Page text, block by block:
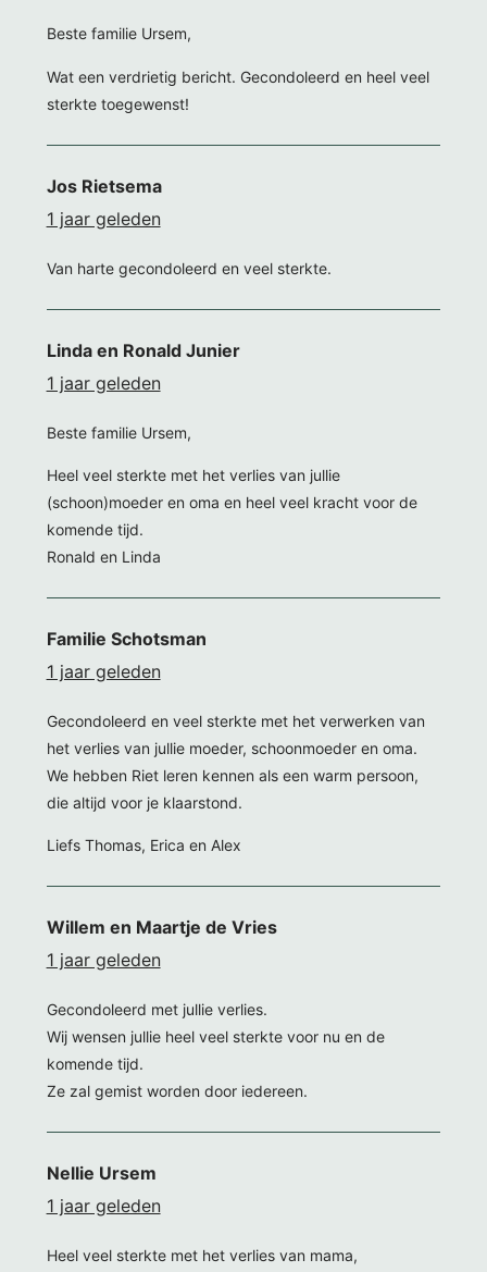
Beste familie Ursem,
Wat een verdrietig bericht. Gecondoleerd en heel veel
sterkte toegewenst!
Jos Rietsema
1 jaar geleden
Van harte gecondoleerd en veel sterkte.
Linda en Ronald Junier
1 jaar geleden
Beste familie Ursem,
Heel veel sterkte met het verlies van jullie
(schoon)moeder en oma en heel veel kracht voor de
komende tijd.
Ronald en Linda
Familie Schotsman
1 jaar geleden
Gecondoleerd en veel sterkte met het verwerken van
het verlies van jullie moeder, schoonmoeder en oma.
We hebben Riet leren kennen als een warm persoon,
die altijd voor je klaarstond.
Liefs Thomas, Erica en Alex
Willem en Maartje de Vries
1 jaar geleden
Gecondoleerd met jullie verlies.
Wij wensen jullie heel veel sterkte voor nu en de
komende tijd.
Ze zal gemist worden door iedereen.
Nellie Ursem
1 jaar geleden
Heel veel sterkte met het verlies van mama,